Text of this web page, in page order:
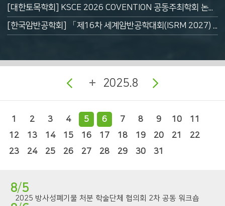
[대한토목학회] KSCE 2026 COVENTION 공동주최학회 논문 이메일 접수 안내(~7/31금까지)
[한국암반공학회] 「제16차 세계암반공학대회(ISRM 2027) 서울유치 기념 2차 심포지엄」
2025.8
1 2 3 4 5 6 7 8 9 10
11
12
13 14 15 16 17 18 19 20 21
22
23
24 25 26 27 28 29 30 31
8/5
2025 방사성폐기물 처분 학술단체 협의회 2차 공동 워크숍